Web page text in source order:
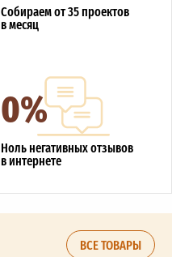
Собираем от 35 проектов
в месяц
0%
Ноль негативных отзывов
в интернете
ВСЕ ТОВАРЫ